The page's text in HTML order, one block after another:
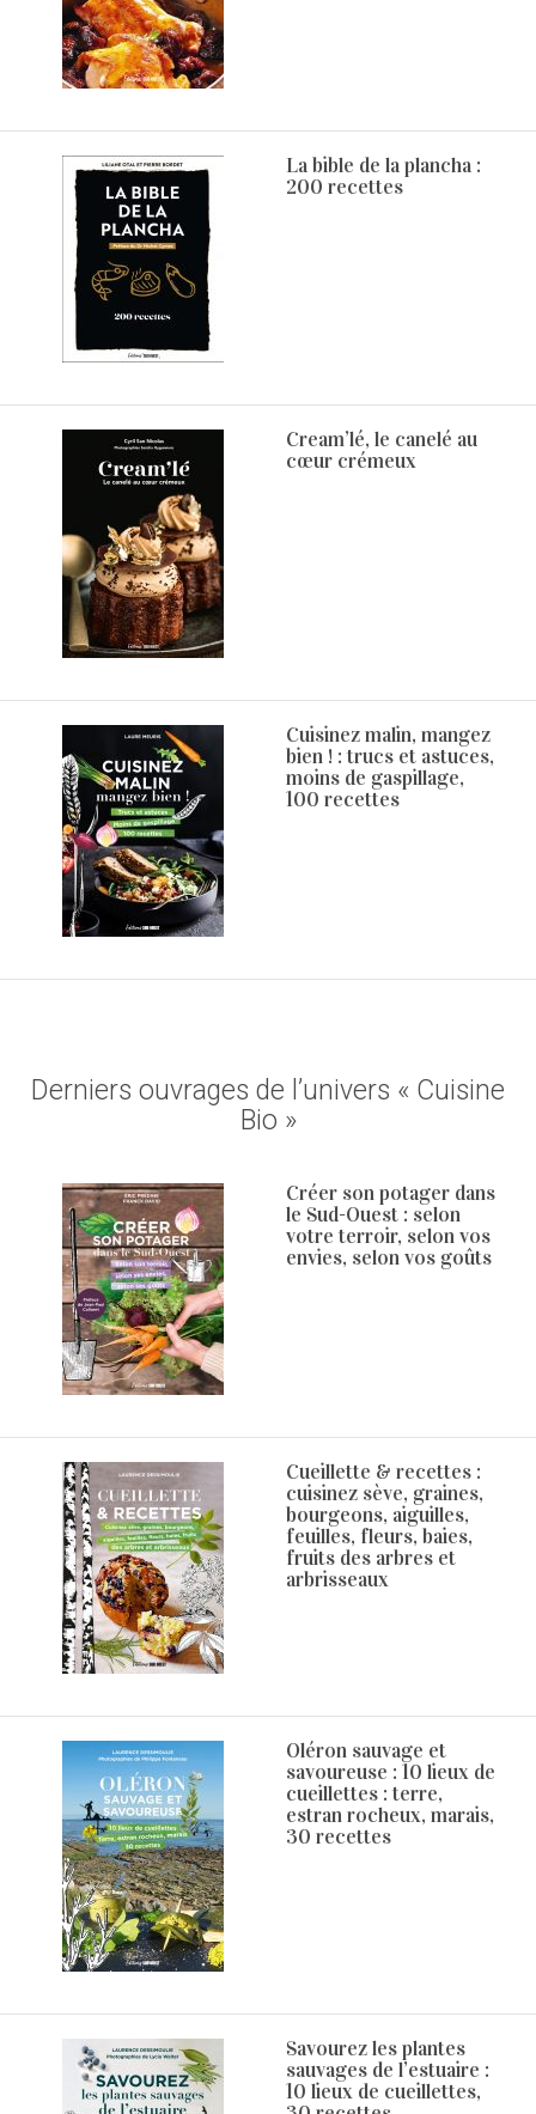
La bible de la plancha :
200 recettes
Cream’lé, le canelé au
cœur crémeux
Cuisinez malin, mangez
bien ! : trucs et astuces,
moins de gaspillage,
100 recettes
Derniers ouvrages de l’univers « Cuisine
Bio »
Créer son potager dans
le Sud-Ouest : selon
votre terroir, selon vos
envies, selon vos goûts
Cueillette & recettes :
cuisinez sève, graines,
bourgeons, aiguilles,
feuilles, fleurs, baies,
fruits des arbres et
arbrisseaux
Oléron sauvage et
savoureuse : 10 lieux de
cueillettes : terre,
estran rocheux, marais,
30 recettes
Savourez les plantes
sauvages de l’estuaire :
10 lieux de cueillettes,